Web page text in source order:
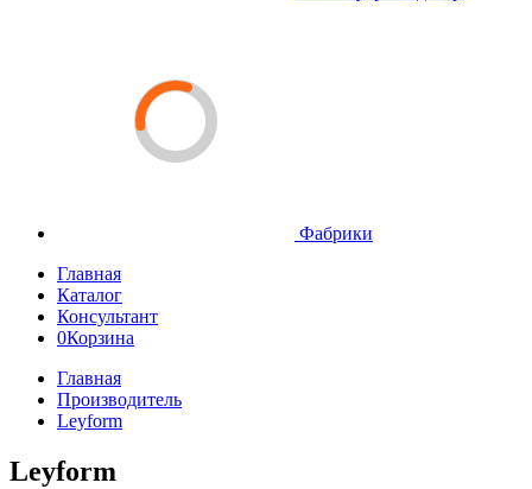
Фабрики
Главная
Каталог
Консультант
0Корзина
Главная
Производитель
Leyform
Leyform